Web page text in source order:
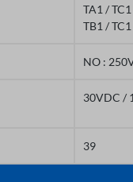
TA1 /
TB1 /
NO :
30VDC /
39